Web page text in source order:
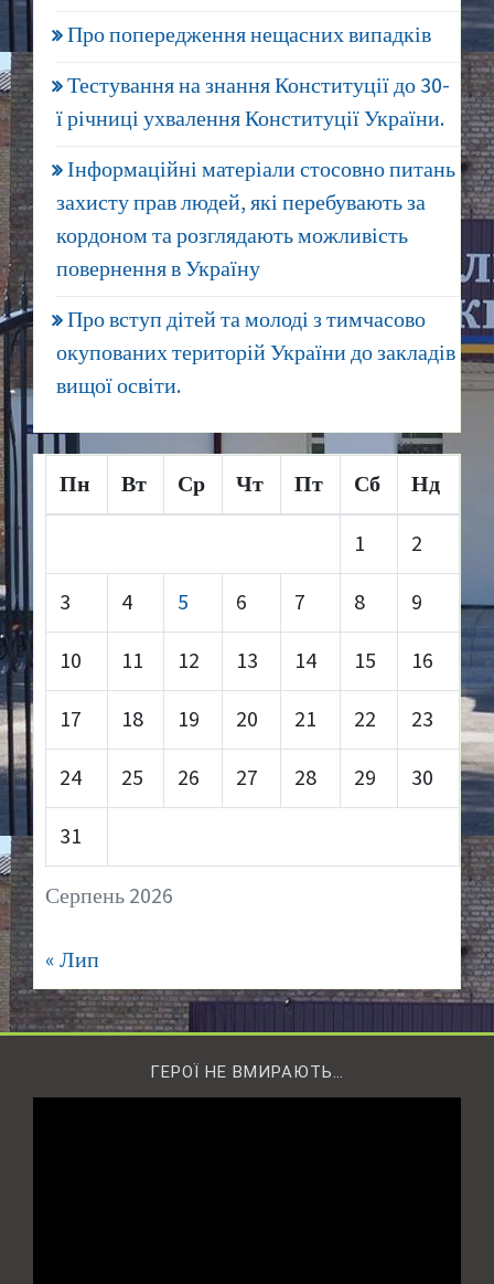
Про попередження нещасних випадків
Тестування на знання Конституції до 30-
ї річниці ухвалення Конституції України.
Інформаційні матеріали стосовно питань
захисту прав людей, які перебувають за
кордоном та розглядають можливість
повернення в Україну
Про вступ дітей та молоді з тимчасово
окупованих територій України до закладів
вищої освіти.
Серпень 2026
Пн Вт Ср Чт Пт Сб Нд
1 2
3 4 5 6 7 8 9
10 11 12 13 14 15 16
17 18 19 20 21 22 23
24 25 26 27 28 29 30
31
« Лип
ГЕРОЇ НЕ ВМИРАЮТЬ…